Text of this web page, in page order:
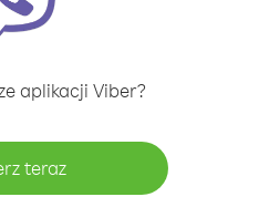
aplikacji Viber?
teraz